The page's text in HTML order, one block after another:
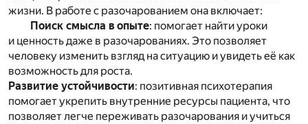
жизни. В работе с разочарованием она включает:
Поиск смысла в опыте: помогает найти уроки
и ценность даже в разочарованиях. Это позволяет
человеку изменить взгляд на ситуацию и увидеть её как
возможность для роста.
Развитие устойчивости: позитивная психотерапия
помогает укрепить внутренние ресурсы пациента, что
позволяет легче переживать разочарования и учиться